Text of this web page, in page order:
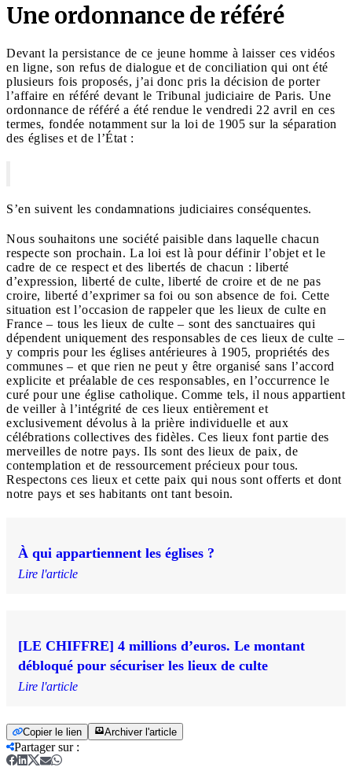
Une ordonnance de référé
Devant la persistance de ce jeune homme à laisser ces vidéos
en ligne, son refus de dialogue et de conciliation qui ont été
plusieurs fois proposés, j’ai donc pris la décision de porter
l’affaire en référé devant le Tribunal judiciaire de Paris. Une
ordonnance de référé a été rendue le vendredi 22 avril en ces
termes, fondée notamment sur la loi de 1905 sur la séparation
des églises et de l’État :
S’en suivent les condamnations judiciaires conséquentes.
Nous souhaitons une société paisible dans laquelle chacun
respecte son prochain. La loi est là pour définir l’objet et le
cadre de ce respect et des libertés de chacun : liberté
d’expression, liberté de culte, liberté de croire et de ne pas
croire, liberté d’exprimer sa foi ou son absence de foi. Cette
situation est l’occasion de rappeler que les lieux de culte en
France – tous les lieux de culte – sont des sanctuaires qui
dépendent uniquement des responsables de ces lieux de culte –
y compris pour les églises antérieures à 1905, propriétés des
communes – et que rien ne peut y être organisé sans l’accord
explicite et préalable de ces responsables, en l’occurrence le
curé pour une église catholique. Comme tels, il nous appartient
de veiller à l’intégrité de ces lieux entièrement et
exclusivement dévolus à la prière individuelle et aux
célébrations collectives des fidèles. Ces lieux font partie des
merveilles de notre pays. Ils sont des lieux de paix, de
contemplation et de ressourcement précieux pour tous.
Respectons ces lieux et cette paix qui nous sont offerts et dont
notre pays et ses habitants ont tant besoin.
À qui appartiennent les églises ?
Lire l'article
[LE CHIFFRE] 4 millions d’euros. Le montant
débloqué pour sécuriser les lieux de culte
Lire l'article
Copier le lien Archiver l'article
Partager sur: